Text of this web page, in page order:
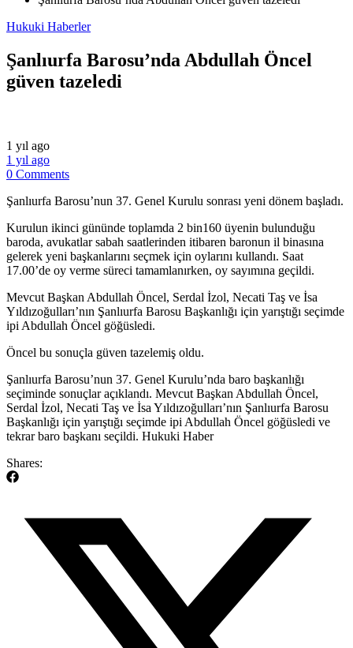
Hukuki Haberler
Şanlıurfa Barosu’nda Abdullah Öncel
güven tazeledi
1 yıl ago
1 yıl ago
0 Comments
Şanlıurfa Barosu’nun 37. Genel Kurulu sonrası yeni dönem başladı.
Kurulun ikinci gününde toplamda 2 bin160 üyenin bulunduğu
baroda, avukatlar sabah saatlerinden itibaren baronun il binasına
gelerek yeni başkanlarını seçmek için oylarını kullandı. Saat
17.00’de oy verme süreci tamamlanırken, oy sayımına geçildi.
Mevcut Başkan Abdullah Öncel, Serdal İzol, Necati Taş ve İsa
Yıldızoğulları’nın Şanlıurfa Barosu Başkanlığı için yarıştığı seçimde
ipi Abdullah Öncel göğüsledi.
Öncel bu sonuçla güven tazelemiş oldu.
​Şanlıurfa Barosu’nun 37. Genel Kurulu’nda baro başkanlığı
seçiminde sonuçlar açıklandı. Mevcut Başkan Abdullah Öncel,
Serdal İzol, Necati Taş ve İsa Yıldızoğulları’nın Şanlıurfa Barosu
Başkanlığı için yarıştığı seçimde ipi Abdullah Öncel göğüsledi ve
tekrar baro başkanı seçildi. Hukuki Haber
Shares: